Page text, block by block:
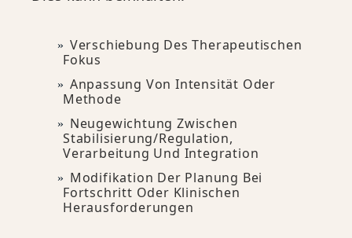
Verschiebung Des Therapeutischen
Fokus
Anpassung Von Intensität Oder
Methode
Neugewichtung Zwischen
Stabilisierung/Regulation,
Verarbeitung Und Integration
Modifikation Der Planung Bei
Fortschritt Oder Klinischen
Herausforderungen